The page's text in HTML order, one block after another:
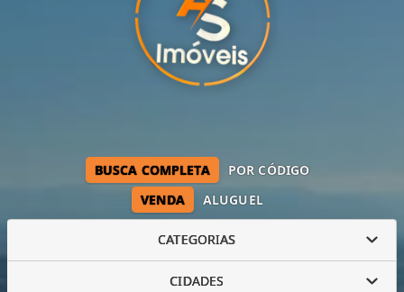
VENDA ALUGUEL
BUSCA COMPLETA POR CÓDIGO
CATEGORIAS
CIDADES